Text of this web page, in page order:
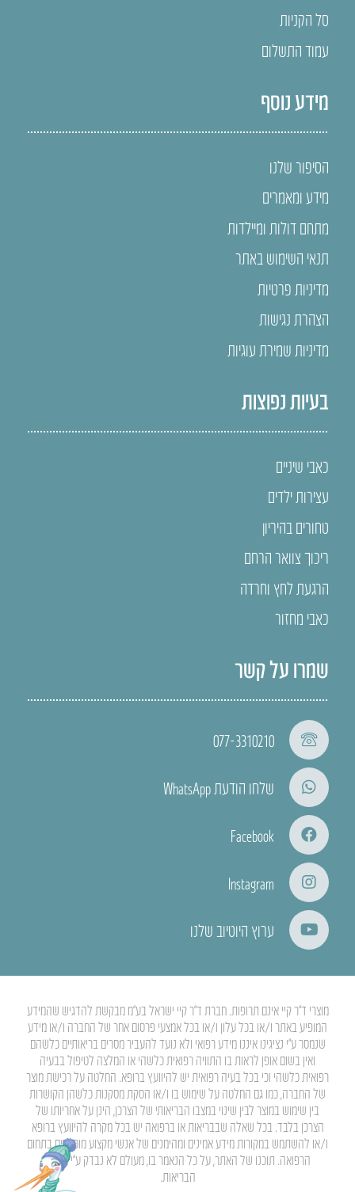
סל הקניות
עמוד התשלום
מידע נוסף
הסיפור שלנו
מידע ומאמרים
מתחם דולות ומיילדות
תנאי השימוש באתר
מדיניות פרטיות
הצהרת נגישות
מדיניות שמירת עוגיות
בעיות נפוצות
כאבי שיניים
עצירות ילדים
טחורים בהיריון
ריכוך צוואר הרחם
הרגעת לחץ וחרדה
כאבי מחזור
שמרו על קשר
077-3310210
שלחו הודעת WhatsApp
Facebook
Instagram
ערוץ היוטיוב שלנו
מוצרי ד”ר קיי אינם תרופות. חברת ד”ר קיי ישראל בע”מ מבקשת להדגיש שהמידע
המופיע באתר ו/או בכל עלון ו/או בכל אמצעי פרסום אחר של החברה ו/או מידע
שנמסר ע”י נציגינו איננו מידע רפואי ולא נועד להעביר מסרים בריאותיים כלשהם
ואין בשום אופן לראות בו התוויה רפואית כלשהי או המלצה לטיפול בבעיה
רפואית כלשהי וכי בכל בעיה רפואית יש להיוועץ ברופא. החלטה על רכישת מוצר
של החברה, כמו גם החלטה על שימוש בו ו/או הסקת מסקנות כלשהן הקושרות
בין שימוש במוצר לבין שינוי במצבו הבריאותי של הצרכן, הינן על אחריותו של
הצרכן בלבד. בכל שאלה שבבריאות או ברפואה יש בכל מקרה להיוועץ ברופא
ו/או להשתמש במקורות מידע אמינים ומהימנים של אנשי מקצוע מוסמכים בתחום
הרפואה. תוכנו של האתר, על כל הנאמר בו, מעולם לא נבדק ע”י משרד
הבריאות.